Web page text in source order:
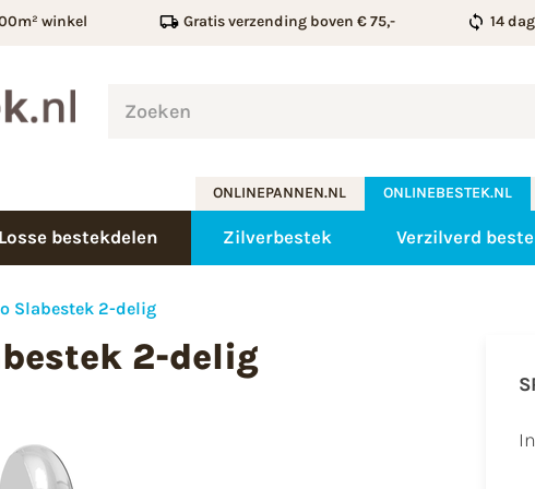
winkel Gratis verzending boven € 75,- 14
ONLINEPANNEN.NL ONLINEBESTEK.NL
Losse bestekdelen Zilverbestek Verzilverd
Slabestek 2-delig
2-delig